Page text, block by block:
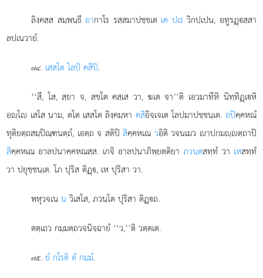
ลิงฺคสฺส สมฺพนฺธีอากาโร รสฺสมาปชฺชเต เค ปเร วิกปฺเปน, อทูรฏฺสฺสา
ลปเนวายํ.
๗๔. เสสโต โลปํ คสิปิ.
‘‘สึ, โส, สฺยา จ, สขโต คสฺเส วา, ฆเต จา’’ติ เอวมาทีหิ นิทฺทิฏฺเหิ
อฺโ เสโส นาม, ตโต เสสโต ลิงฺคมฺหา คสิอิจฺเจเต โลปมาปชฺชนฺเต. อปิคฺคหณํ
ทุติยตฺถสมฺปิณฺฑนตฺถํ, เอตฺถ จ สติปิสิคฺคหเณ วอิติ วจนเมว าปกมฺตฺถาปิ
สิคฺคหเณ อาลปนาคฺคหณสฺส. เกจิ อาลปนาภิพฺยตฺติยาภวนฺตสทฺทํ วา เหสทฺทํ
วา ปยุชฺชนฺเต. โภ ปุริส ติฏฺ, เห ปุริสา วา.
พหุวจเนน วิเสโส, ภวนฺโต ปุริสา ติฏฺถ.
ตตฺเถว กมฺมตฺถวจนิจฺฉายํ ‘‘ว,’’ติ วตฺตเต.
๗๕. ยํ กโรติ ตํ กมฺมํ.